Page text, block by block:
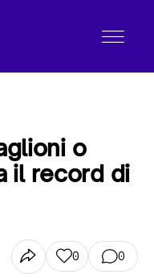
o
il record di
0 0